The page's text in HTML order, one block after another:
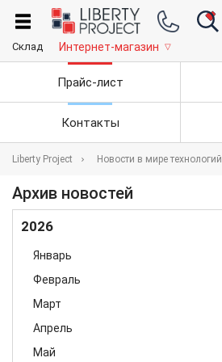
Склад Интернет-магазин ▽
Прайс-лист
Контакты
Liberty Project Новости в мире технологий
Архив новостей
2026
Январь
Февраль
Март
Апрель
Май